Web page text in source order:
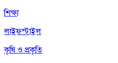
শিক্ষা
লাইফস্টাইল
কৃষি ও প্রকৃতি